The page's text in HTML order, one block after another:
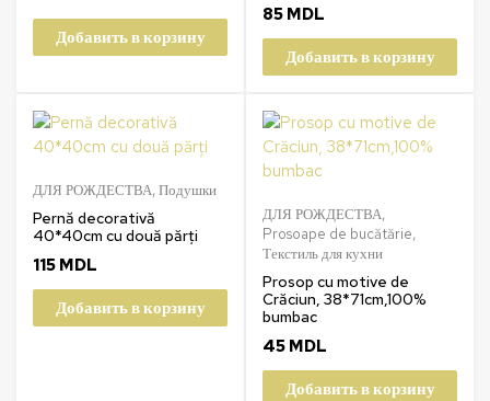
Добавить в корзину
85 MDL
Добавить в корзину
ДЛЯ РОЖДЕСТВА, Подушки
Pernă decorativă
40*40cm cu două părți
115 MDL
Добавить в корзину
ДЛЯ РОЖДЕСТВА,
Prosoape de bucătărie,
Текстиль для кухни
Prosop cu motive de
Crăciun, 38*71cm,100%
bumbac
45 MDL
Добавить в корзину